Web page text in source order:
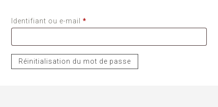
Identifiant ou e-mail *
Réinitialisation du mot de passe